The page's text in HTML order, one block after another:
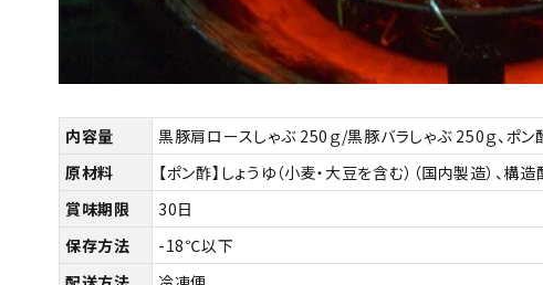
内容量
黒豚肩ロースしゃぶ 250ｇ/黒豚バラしゃぶ 250ｇ、ポ
原材料
【ポン酢】しょうゆ（小麦・大豆を含む）（国内製造）、
賞味期限
30日
保存方法
-18℃以下